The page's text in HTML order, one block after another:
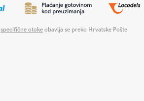
specifične otokeobavlja se preko Hrvatske Pošte